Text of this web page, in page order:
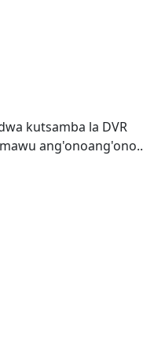
kutsamba la DVR
ang'onoang'ono..